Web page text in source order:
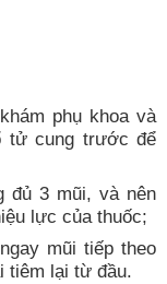
phụ khoa và
tử cung trước để
đủ 3 mũi, và nên
lực của thuốc;
mũi tiếp theo
tiêm lại từ đầu.